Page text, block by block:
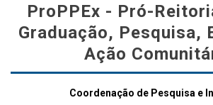
ProPPEx - Pró-
Graduação, Pesquisa,
Ação
Coordenação de Pesquisa e